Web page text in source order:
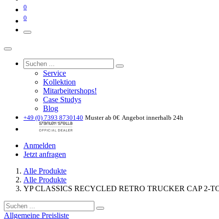
0
0
Service
Kollektion
Mitarbeitershops!
Case Studys
Blog
+49 (0) 7393 8730140 Muster ab 0€ Angebot innerhalb 24h
Anmelden
Jetzt anfragen
Alle Produkte
Alle Produkte
YP CLASSICS RECYCLED RETRO TRUCKER CAP 2-
Allgemeine Preisliste